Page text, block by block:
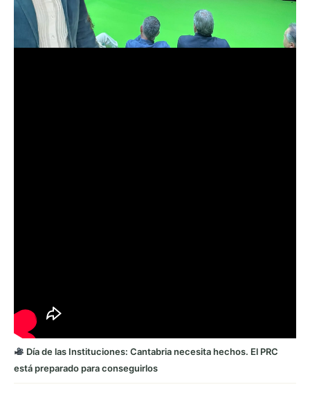
Día de las Instituciones: Cantabria necesita hechos. El PRC
está preparado para conseguirlos